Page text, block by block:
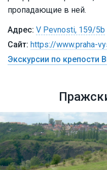
пропадающие в ней.
V Pevnosti, 159/5b
https://www.praha-
Экскурсии по крепости